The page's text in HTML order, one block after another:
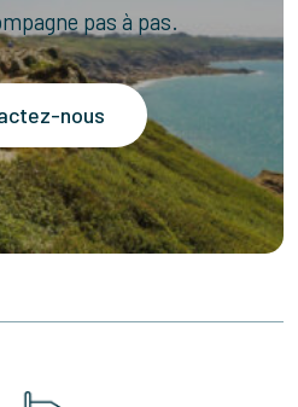
pas à pas.
nous